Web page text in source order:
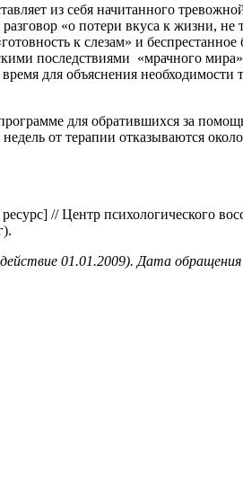
из себя начитанного
«о потери вкуса к жизни,
к слезам» и беспрестанное
последствиями «мрачного мира»,
для объяснения необходимости
для обратившихся за
от терапии отказываются
// Центр психологического
01.01.2009). Дата